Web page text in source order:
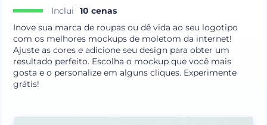
Inclui
10 cenas
Inove sua marca de roupas ou dê vida ao seu logotipo
com os melhores mockups de moletom da internet!
Ajuste as cores e adicione seu design para obter um
resultado perfeito. Escolha o mockup que você mais
gosta e o personalize em alguns cliques. Experimente
grátis!